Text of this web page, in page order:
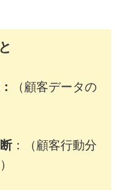
（顧客データの
：（顧客行動分